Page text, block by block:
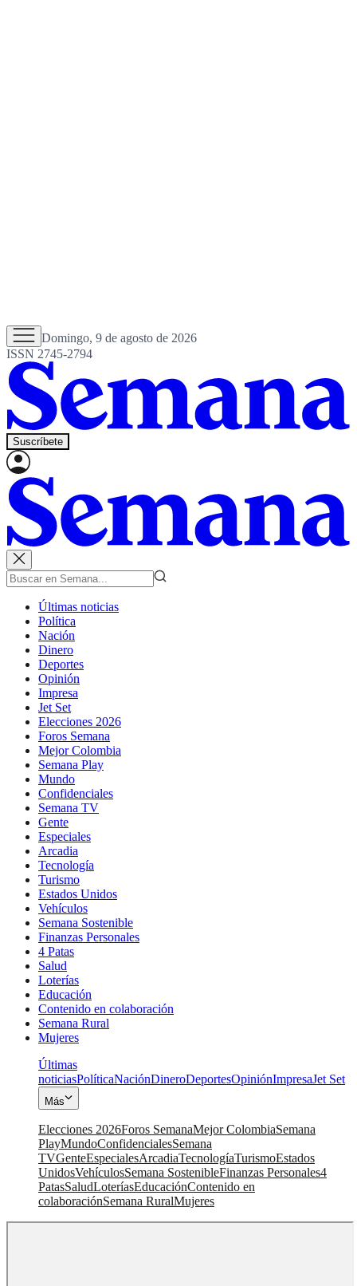
Domingo, 9 de agosto de 2026
ISSN 2745-2794
Suscríbete
Últimas noticias
Política
Nación
Dinero
Deportes
Opinión
Impresa
Jet Set
Elecciones 2026
Foros Semana
Mejor Colombia
Semana Play
Mundo
Confidenciales
Semana TV
Gente
Especiales
Arcadia
Tecnología
Turismo
Estados Unidos
Vehículos
Semana Sostenible
Finanzas Personales
4 Patas
Salud
Loterías
Educación
Contenido en colaboración
Semana Rural
Mujeres
Últimas
noticiasPolíticaNaciónDineroDeportesOpiniónImpresaJet Set
Más
Elecciones 2026Foros SemanaMejor ColombiaSemana
PlayMundoConfidencialesSemana
TVGenteEspecialesArcadiaTecnologíaTurismoEstados
UnidosVehículosSemana SostenibleFinanzas Personales4
PatasSaludLoteríasEducaciónContenido en
colaboraciónSemana RuralMujeres